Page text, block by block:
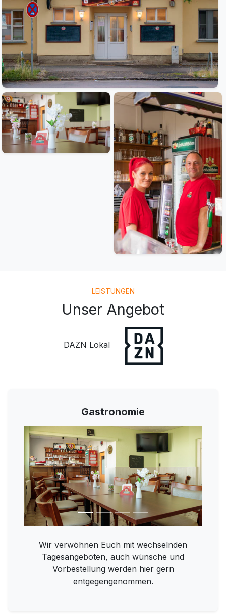
LEISTUNGEN
Unser Angebot
DAZN Lokal
Gastronomie
Wir verwöhnen Euch mit wechselnden
Tagesangeboten, auch wünsche und
Vorbestellung werden hier gern
entgegengenommen.